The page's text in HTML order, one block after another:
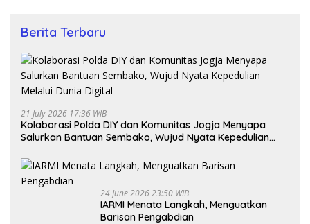
Berita Terbaru
21 July 2026 17:36 WIB
Kolaborasi Polda DIY dan Komunitas Jogja Menyapa
Salurkan Bantuan Sembako, Wujud Nyata Kepedulian
24 June 2026 23:50 WIB
IARMI Menata Langkah, Menguatkan
Barisan Pengabdian